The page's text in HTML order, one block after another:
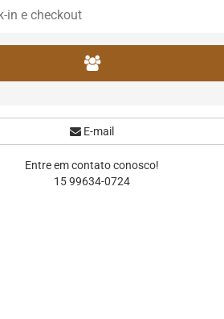
E-mail
Entre em contato conosco!
15 99634-0724